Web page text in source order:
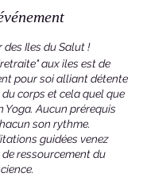
des Iles du Salut !
aux iles est de
pour soi alliant détente
corps et cela quel que
Yoga. Aucun prérequis
son rythme.
guidées venez
ressourcement du